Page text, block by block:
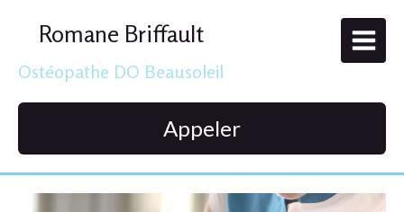
Romane Briffault
Ostéopathe DO Beausoleil
Appeler